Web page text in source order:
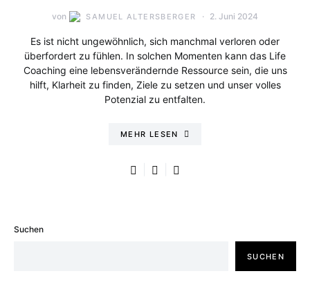
von SAMUEL ALTERSBERGER 2. Juni 2024
Es ist nicht ungewöhnlich, sich manchmal verloren oder
überfordert zu fühlen. In solchen Momenten kann das Life
Coaching eine lebensverändernde Ressource sein, die uns
hilft, Klarheit zu finden, Ziele zu setzen und unser volles
Potenzial zu entfalten.
MEHR LESEN
Suchen
SUCHEN